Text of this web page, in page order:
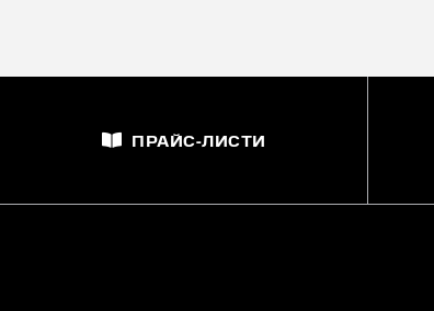
ПРАЙС-ЛИСТИ